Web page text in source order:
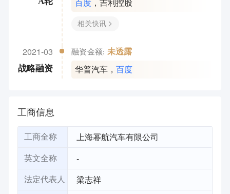
相关快讯
2021-03
战略融资
融资金额: 未透露
华普汽车 ，百度
工商信息
工商全称 上海幂航汽车有限公司
英文全称 -
法定代表人 梁志祥